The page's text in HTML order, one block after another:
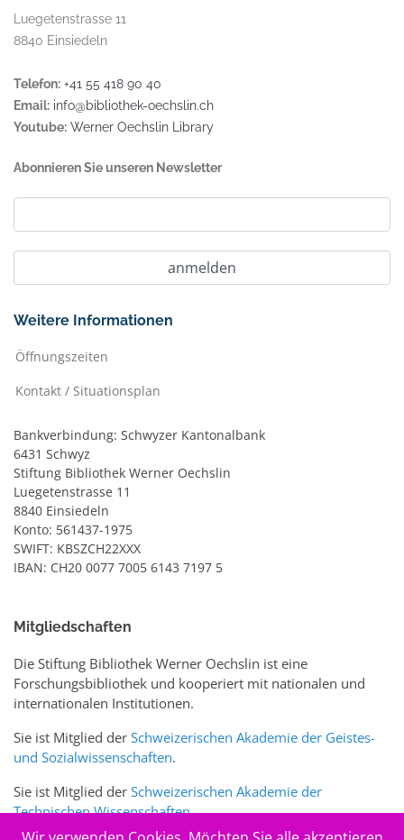
Luegetenstrasse 11
8840 Einsiedeln
Telefon: +41 55 418 90 40
Email: info@bibliothek-oechslin.ch
Youtube: Werner Oechslin Library
Abonnieren Sie unseren Newsletter
Weitere Informationen
Öffnungszeiten
Kontakt / Situationsplan
Bankverbindung: Schwyzer Kantonalbank
6431 Schwyz
Stiftung Bibliothek Werner Oechslin
Luegetenstrasse 11
8840 Einsiedeln
Konto: 561437-1975
SWIFT: KBSZCH22XXX
IBAN: CH20 0077 7005 6143 7197 5
Mitgliedschaften
Die Stiftung Bibliothek Werner Oechslin ist eine
Forschungsbibliothek und kooperiert mit nationalen und
internationalen Institutionen.
Sie ist Mitglied der Schweizerischen Akademie der Geistes-
und Sozialwissenschaften.
Sie ist Mitglied der Schweizerischen Akademie der
Technischen Wissenschaften.